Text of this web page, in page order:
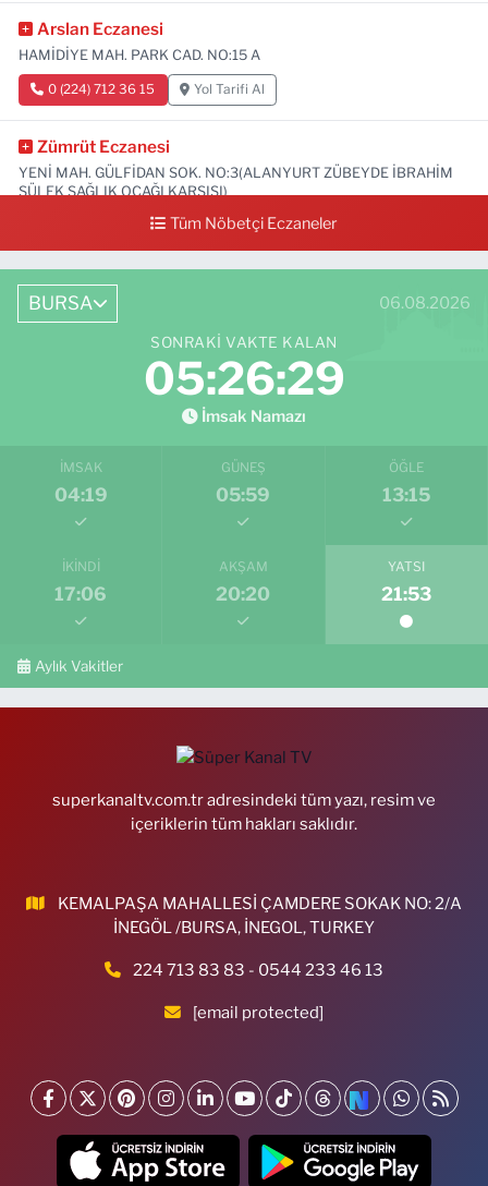
Arslan Eczanesi
HAMİDİYE MAH. PARK CAD. NO:15 A
0 (224) 712 36 15 Yol Tarifi Al
Zümrüt Eczanesi
YENİ MAH. GÜLFİDAN SOK. NO:3(ALANYURT ZÜBEYDE İBRAHİM
SÜLEK SAĞLIK OCAĞI KARŞISI)
0 (531) 239 44 04 Yol Tarifi Al
Tüm Nöbetçi Eczaneler
BURSA 06.08.2026
SONRAKI VAKTE KALAN
05:26:27
İmsak Namazı
İMSAK
04:19
GÜNEŞ
05:59
ÖĞLE
13:15
İKINDI
17:06
AKŞAM
20:20
YATSI
21:53
Aylık Vakitler
superkanaltv.com.tr adresindeki tüm yazı, resim ve
içeriklerin tüm hakları saklıdır.
KEMALPAŞA MAHALLESİ ÇAMDERE SOKAK NO: 2/A
İNEGÖL /BURSA, İNEGOL, TURKEY
224 713 83 83 - 0544 233 46 13
[email protected]